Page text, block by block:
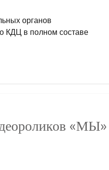
органов
КДЦ в полном составе
«МЫ»